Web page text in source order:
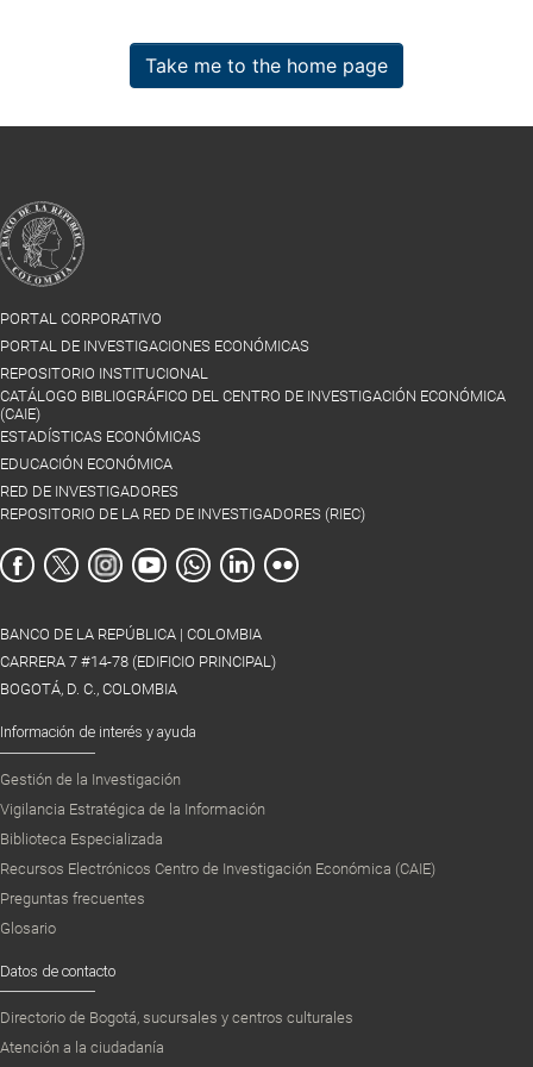
Take me to the home page
PORTAL CORPORATIVO
PORTAL DE INVESTIGACIONES ECONÓMICAS
REPOSITORIO INSTITUCIONAL
CATÁLOGO BIBLIOGRÁFICO DEL CENTRO DE INVESTIGACIÓN ECONÓMICA
(CAIE)
ESTADÍSTICAS ECONÓMICAS
EDUCACIÓN ECONÓMICA
RED DE INVESTIGADORES
REPOSITORIO DE LA RED DE INVESTIGADORES (RIEC)
BANCO DE LA REPÚBLICA | COLOMBIA
CARRERA 7 #14-78 (EDIFICIO PRINCIPAL)
BOGOTÁ, D. C., COLOMBIA
Información de interés y ayuda
Gestión de la Investigación
Vigilancia Estratégica de la Información
Biblioteca Especializada
Recursos Electrónicos Centro de Investigación Económica (CAIE)
Preguntas frecuentes
Glosario
Datos de contacto
Directorio de Bogotá, sucursales y centros culturales
Atención a la ciudadanía